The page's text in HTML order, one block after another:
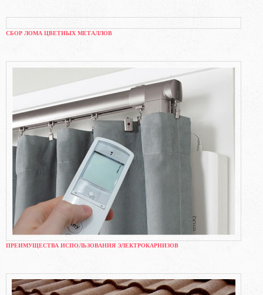
СБОР ЛОМА ЦВЕТНЫХ МЕТАЛЛОВ
ПРЕИМУЩЕСТВА ИСПОЛЬЗОВАНИЯ ЭЛЕКТРОКАРНИЗОВ